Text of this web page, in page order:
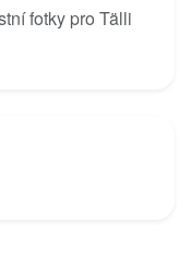
fotky pro Tälli